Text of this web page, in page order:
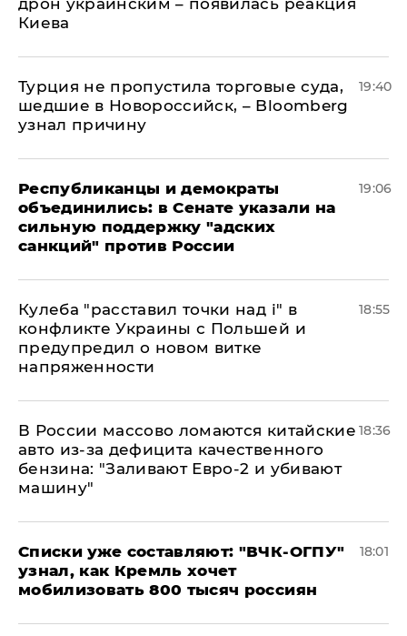
Киева
Турция не пропустила торговые суда,
шедшие в Новороссийск, – Bloomberg
узнал причину
19:40
Республиканцы и демократы
объединились: в Сенате указали на
сильную поддержку "адских
санкций" против России
19:06
Кулеба "расставил точки над і" в
конфликте Украины с Польшей и
предупредил о новом витке
напряженности
18:55
В России массово ломаются китайские
авто из-за дефицита качественного
бензина: "Заливают Евро-2 и убивают
машину"
18:36
Списки уже составляют: "ВЧК-ОГПУ"
узнал, как Кремль хочет
мобилизовать 800 тысяч россиян
18:01